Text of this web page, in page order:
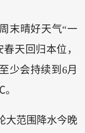
末晴好天气“一
天回归本位，
少会持续到6月
大范围降水今晚